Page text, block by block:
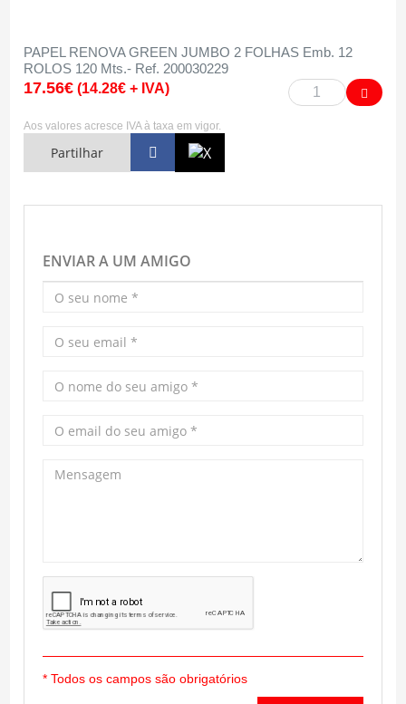
PAPEL RENOVA GREEN JUMBO 2 FOLHAS Emb. 12
ROLOS 120 Mts.- Ref. 200030229
17.56€ (14.28€ + IVA)
Aos valores acresce IVA à taxa em vigor.
Partilhar
ENVIAR A UM AMIGO
* Todos os campos são obrigatórios